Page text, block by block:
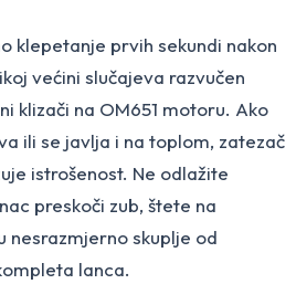
klepetanje prvih sekundi nakon
većini slučajeva razvučen
klizači na OM651 motoru. Ako
ili se javlja i na toplom, zatezač
istrošenost. Ne odlažite
preskoči zub, štete na
nesrazmjerno skuplje od
lanca.